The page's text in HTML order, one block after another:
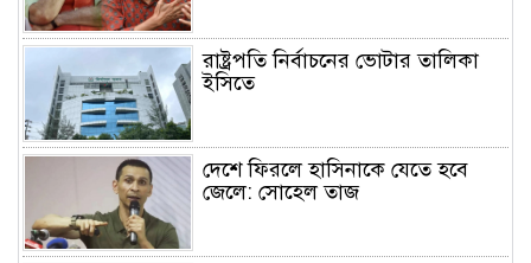
রাষ্ট্রপতি নির্বাচনের ভোটার তালিকা
ইসিতে
দেশে ফিরলে হাসিনাকে যেতে হবে
জেলে: সোহেল তাজ